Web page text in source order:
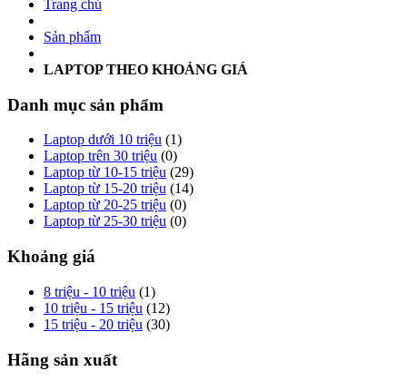
Trang chủ
Sản phẩm
LAPTOP THEO KHOẢNG GIÁ
Danh mục sản phẩm
Laptop dưới 10 triệu (1)
Laptop trên 30 triệu (0)
Laptop từ 10-15 triệu (29)
Laptop từ 15-20 triệu (14)
Laptop từ 20-25 triệu (0)
Laptop từ 25-30 triệu (0)
Khoảng giá
8 triệu - 10 triệu (1)
10 triệu - 15 triệu (12)
15 triệu - 20 triệu (30)
Hãng sản xuất